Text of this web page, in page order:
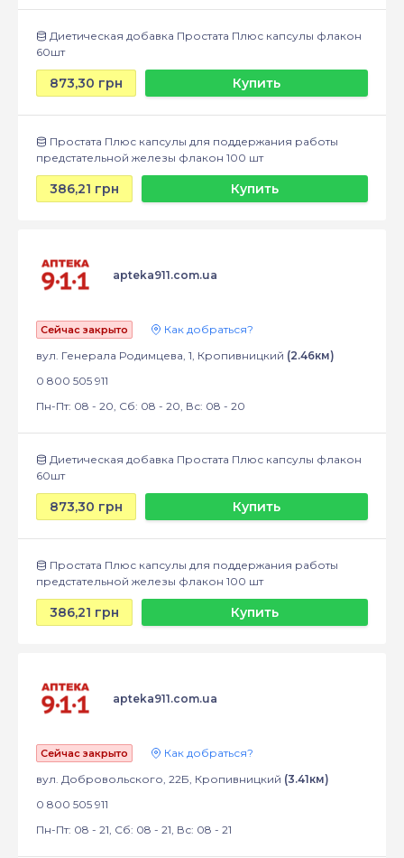
Диетическая добавка Простата Плюс капсулы флакон
60шт
873,30 грн Купить
Простата Плюс капсулы для поддержания работы
предстательной железы флакон 100 шт
386,21 грн Купить
apteka911.com.ua
Сейчас закрыто
Как добраться?
вул. Генерала Родимцева, 1, Кропивницкий (2.46км)
0 800 505 911
Пн-Пт: 08 - 20, Сб: 08 - 20, Вс: 08 - 20
Диетическая добавка Простата Плюс капсулы флакон
60шт
873,30 грн Купить
Простата Плюс капсулы для поддержания работы
предстательной железы флакон 100 шт
386,21 грн Купить
apteka911.com.ua
Сейчас закрыто
Как добраться?
вул. Добровольского, 22Б, Кропивницкий (3.41км)
0 800 505 911
Пн-Пт: 08 - 21, Сб: 08 - 21, Вс: 08 - 21